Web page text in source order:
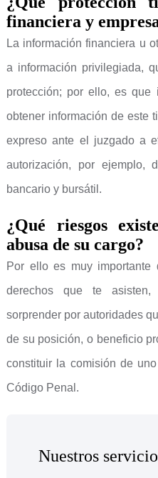
financiera y
La información financiera u
a información privilegiada,
protección; por ello, es
obtener información de este
expreso ante el juzgado a
autorización, por ejemplo,
bancario y bursátil.
¿Qué riesgos
abusa de su cargo?
Por ello es muy
derechos que te
sorprender por autoridades
de su posición, o beneficio
constituir la comisión de
Código Penal.
Nuestros